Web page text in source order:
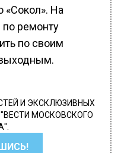
«Сокол». На
по ремонту
по своим
И ЭКСКЛЮЗИВНЫХ
МОСКОВСКОГО